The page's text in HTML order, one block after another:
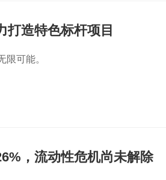
打造特色标杆项目
限可能。
，流动性危机尚未解除